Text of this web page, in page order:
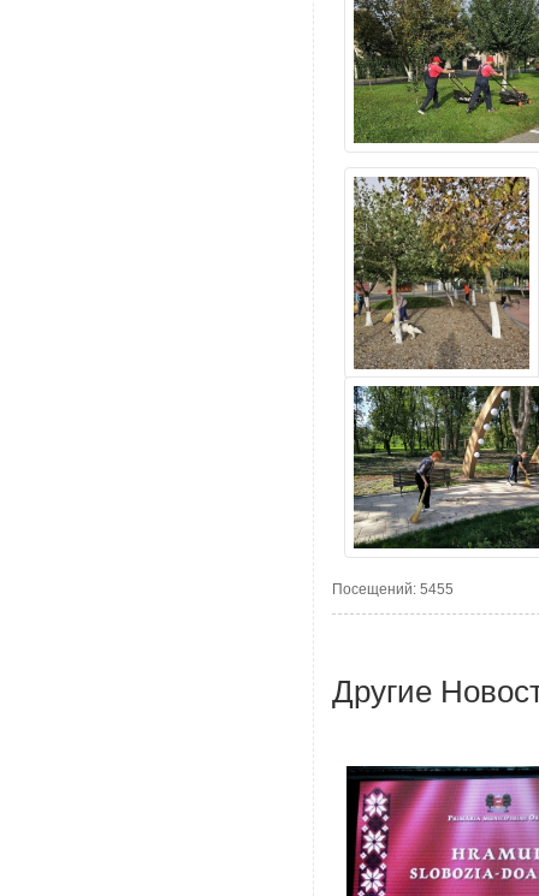
Посещений: 5455
Другие